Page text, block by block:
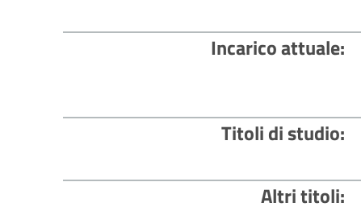
Incarico attuale
Titoli di studio
Altri titoli